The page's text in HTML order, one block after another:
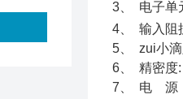
3、 电子单
4、 输入阻
5、 zui小
6、 精密度
7、 电 源